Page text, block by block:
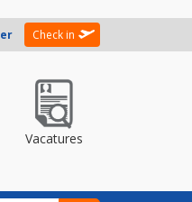
Check in
Vacatures